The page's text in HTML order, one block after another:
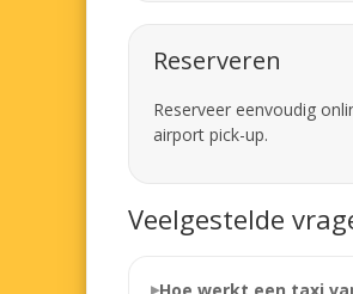
Reserveren
Reserveer eenvoudig
airport pick-up.
Veelgestelde